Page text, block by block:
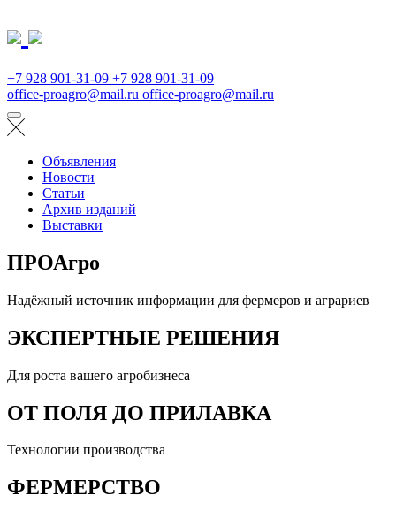
+7 928 901-31-09 +7 928 901-31-09
office-proagro@mail.ru office-proagro@mail.ru
Объявления
Новости
Статьи
Архив изданий
Выставки
ПРОАгро
Надёжный источник информации для фермеров и аграриев
ЭКСПЕРТНЫЕ РЕШЕНИЯ
Для роста вашего агробизнеса
ОТ ПОЛЯ ДО ПРИЛАВКА
Технологии производства
ФЕРМЕРСТВО